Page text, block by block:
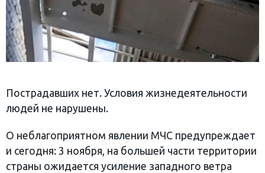
Пострадавших нет. Условия жизнедеятельности
людей не нарушены.
О неблагоприятном явлении МЧС предупреждает
и сегодня: 3 ноября, на большей части территории
страны ожидается усиление западного ветра